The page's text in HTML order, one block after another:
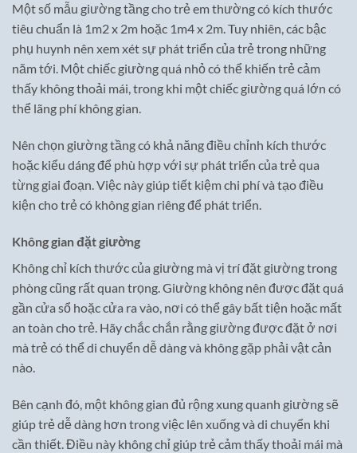
Một số mẫu giường tầng cho trẻ em thường có kích thước
tiêu chuẩn là 1m2 x 2m hoặc 1m4 x 2m. Tuy nhiên, các bậc
phụ huynh nên xem xét sự phát triển của trẻ trong những
năm tới. Một chiếc giường quá nhỏ có thể khiến trẻ cảm
thấy không thoải mái, trong khi một chiếc giường quá lớn có
thể lãng phí không gian.
Nên chọn giường tầng có khả năng điều chỉnh kích thước
hoặc kiểu dáng để phù hợp với sự phát triển của trẻ qua
từng giai đoạn. Việc này giúp tiết kiệm chi phí và tạo điều
kiện cho trẻ có không gian riêng để phát triển.
Không gian đặt giường
Không chỉ kích thước của giường mà vị trí đặt giường trong
phòng cũng rất quan trọng. Giường không nên được đặt quá
gần cửa sổ hoặc cửa ra vào, nơi có thể gây bất tiện hoặc mất
an toàn cho trẻ. Hãy chắc chắn rằng giường được đặt ở nơi
mà trẻ có thể di chuyển dễ dàng và không gặp phải vật cản
nào.
Bên cạnh đó, một không gian đủ rộng xung quanh giường sẽ
giúp trẻ dễ dàng hơn trong việc lên xuống và di chuyển khi
cần thiết. Điều này không chỉ giúp trẻ cảm thấy thoải mái mà